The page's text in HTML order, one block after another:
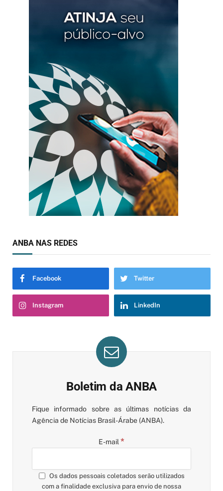
ANBA NAS REDES
Facebook Twitter
Instagram LinkedIn
Boletim da ANBA
Fique informado sobre as últimas notícias da
Agência de Notícias Brasil-Árabe (ANBA).
E-mail *
Os dados pessoais coletados serão utilizados
com a finalidade exclusiva para envio de nossa